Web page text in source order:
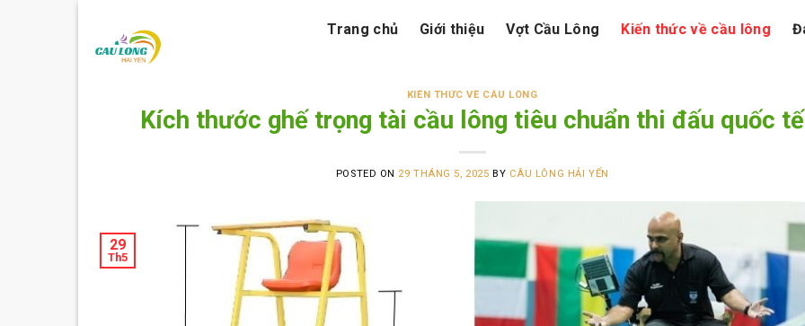
content
Trang chủ Giới thiệu Vợt Cầu Lông Kiến thức về cầu lông
KIẾN THỨC VỀ CẦU LÔNG
Kích thước ghế trọng tài cầu lông tiêu chuẩn thi đấu quốc tế
POSTED ON 29 THÁNG 5, 2025 BY CÂU LÔNG HẢI YẾN
29
Th5